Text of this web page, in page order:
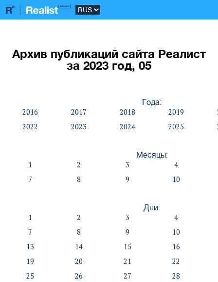
Архив публикаций сайта Реалист
за 2023 год, 05
Года:
2016 2017 2018 2019
2022
2023 2024 2025
Месяцы:
1 2 3
4
7
8 9 10
Дни:
1 2 3
4
7
8 9
10
13
14 15
16
19
20 21
22
25
26 27
28